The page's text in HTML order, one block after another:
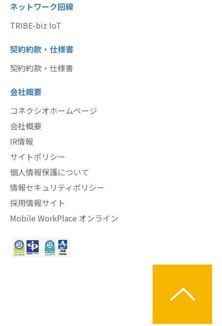
ネットワーク回線
TRIBE-biz IoT
契約約款・仕様書
契約約款・仕様書
会社概要
コネクシオホームページ
会社概要
IR情報
サイトポリシー
個人情報保護について
情報セキュリティポリシー
採用情報サイト
Mobile WorkPlace オンライン